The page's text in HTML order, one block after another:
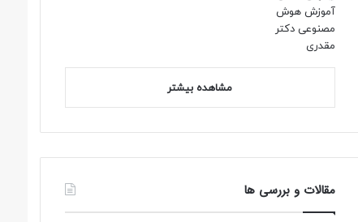
مشاهده بیشتر
مقالات و بررسی ها